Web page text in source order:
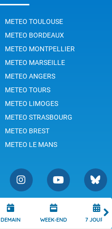
DEMAIN WEEK-END 7 JOURS
METEO TOULOUSE
METEO BORDEAUX
METEO MONTPELLIER
METEO MARSEILLE
METEO ANGERS
METEO TOURS
METEO LIMOGES
METEO STRASBOURG
METEO BREST
METEO LE MANS